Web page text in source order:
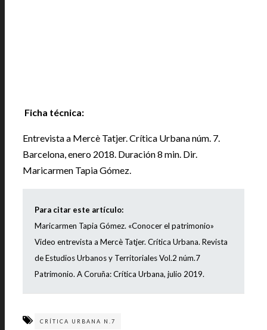
Ficha técnica:
Entrevista a Mercè Tatjer. Crítica Urbana núm. 7.
Barcelona, enero 2018. Duración 8 min. Dir.
Maricarmen Tapia Gómez.
Para citar este artículo:
Maricarmen Tapia Gómez. «Conocer el patrimonio»
Video entrevista a Mercè Tatjer. Crítica Urbana. Revista
de Estudios Urbanos y Territoriales Vol.2 núm.7
Patrimonio. A Coruña: Crítica Urbana, julio 2019.
CRÍTICA URBANA N.7